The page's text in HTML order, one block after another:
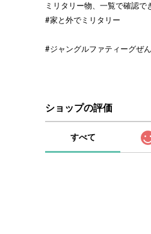
ミリタリー物、一覧で確認で
#家と外でミリタリー
#ジャングルファティーグぜ
ショップの評価
すべて